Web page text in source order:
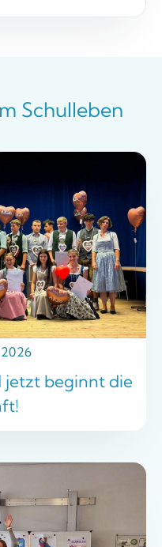
Schulleben
jetzt beginnt die